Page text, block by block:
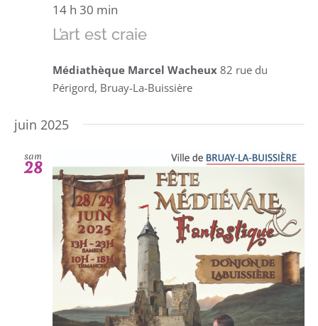
14 h 30 min
L’art est craie
Médiathèque Marcel Wacheux 82 rue du
Périgord, Bruay-La-Buissière
juin 2025
sam
28